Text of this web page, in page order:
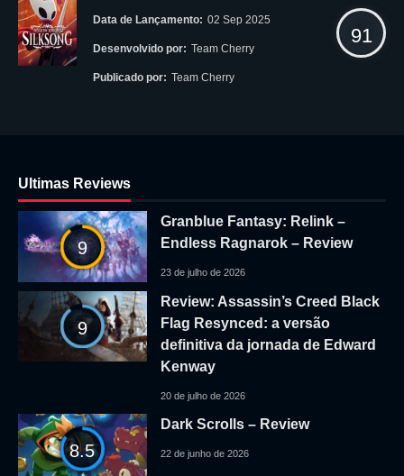
Data de Lançamento: 02 Sep 2025
Desenvolvido por: Team Cherry
Publicado por: Team Cherry
91
Ultimas Reviews
9
Granblue Fantasy: Relink –
Endless Ragnarok – Review
23 de julho de 2026
9
Review: Assassin’s Creed Black
Flag Resynced: a versão
definitiva da jornada de Edward
Kenway
20 de julho de 2026
8.5
Dark Scrolls – Review
22 de junho de 2026